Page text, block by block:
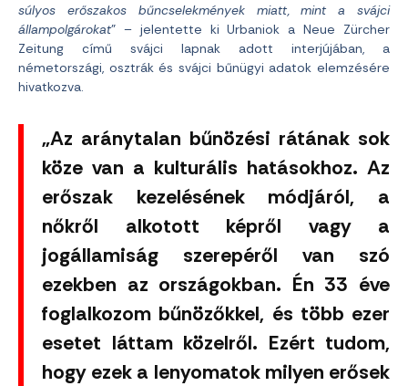
súlyos erőszakos bűncselekmények miatt, mint a svájci
állampolgárokat” – jelentette ki Urbaniok a Neue Zürcher
Zeitung című svájci lapnak adott interjújában, a
németországi, osztrák és svájci bűnügyi adatok elemzésére
hivatkozva.
„Az aránytalan bűnözési rátának sok
köze van a kulturális hatásokhoz. Az
erőszak kezelésének módjáról, a
nőkről alkotott képről vagy a
jogállamiság szerepéről van szó
ezekben az országokban. Én 33 éve
foglalkozom bűnözőkkel, és több ezer
esetet láttam közelről. Ezért tudom,
hogy ezek a lenyomatok milyen erősek